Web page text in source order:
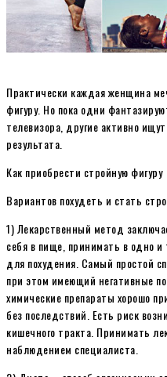
Практически каждая женщина
фигуру. Но пока одни
телевизора, другие активно
результата.
Как приобрести стройную фигуру
Вариантов похудеть и стать
1) Лекарственный метод
себя в пище, принимать в одно
для похудения. Самый простой
при этом имеющий негативные
химические препараты хорошо
без последствий. Есть риск
кишечного тракта. Принимать
наблюдением специалиста.